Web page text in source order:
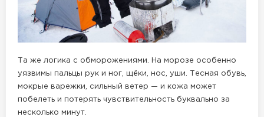
Та же логика с обморожениями. На морозе особенно
уязвимы пальцы рук и ног, щёки, нос, уши. Тесная обувь,
мокрые варежки, сильный ветер — и кожа может
побелеть и потерять чувствительность буквально за
несколько минут.